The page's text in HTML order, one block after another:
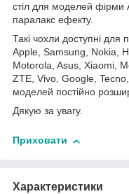
стіл для моделей фірми
паралакс ефекту.
Такі чохли доступні
Apple, Samsung, Nokia,
Motorola, Asus, Xiaomi,
ZTE, Vivo, Google,
моделей постійно
Дякую за увагу.
Приховати
Характеристики